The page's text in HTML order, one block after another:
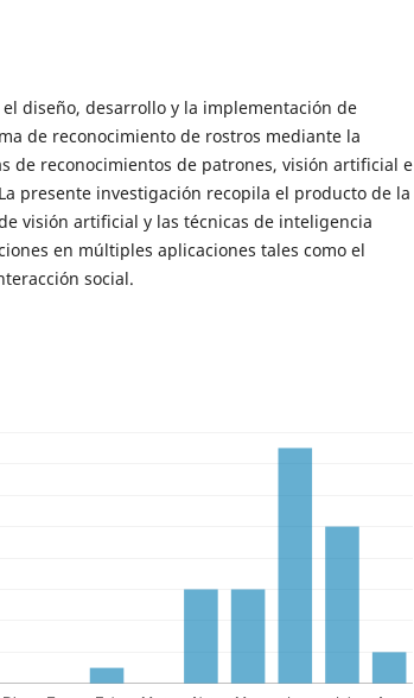
diseño, desarrollo y la implementación de
de reconocimiento de rostros mediante la
de reconocimientos de patrones, visión artificial e
presente investigación recopila el producto de la
visión artificial y las técnicas de inteligencia
en múltiples aplicaciones tales como el
social.